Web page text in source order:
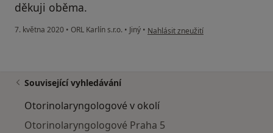
děkuji oběma.
7. května 2020 • ORL Karlín s.r.o. • Jiný • podle názoru uživatele Váš účet byl
Nahlásit zneužití
Související vyhledávání
Otorinolaryngologové v okolí
Otorinolaryngologové Praha 5